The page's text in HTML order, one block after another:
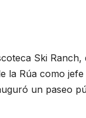
Ski Ranch,
la Rúa como
un paseo